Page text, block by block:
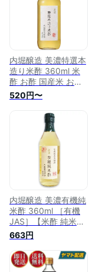
内堀醸造 美濃特選本
造り米酢 360ml 米
酢 お酢 国産米 お酢
酢 調味料
520円〜
内堀醸造 美濃有機純
米酢 360ml ［有機
JAS］【米酢 純米酢
オーガニック 酢 う
ちぼり 内堀 無添
加】
663円